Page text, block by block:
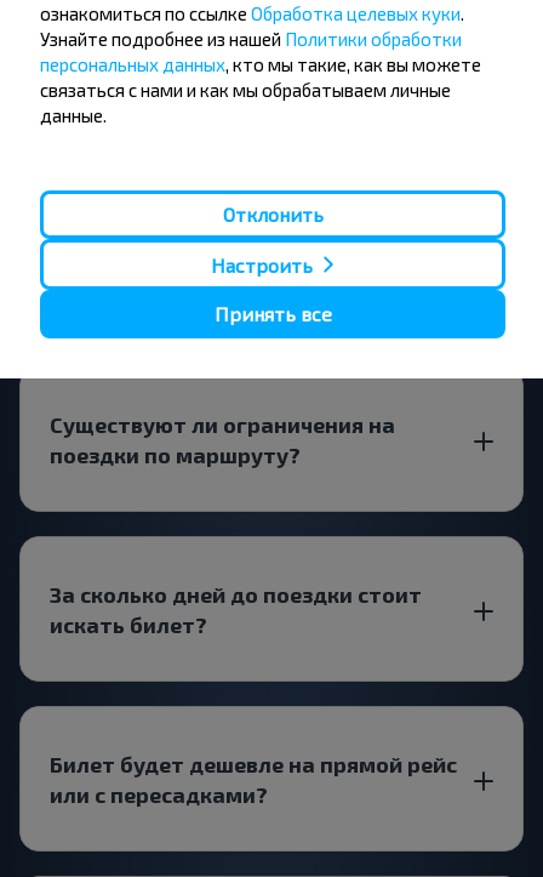
Подписаться
Как забронировать билеты на рейс?
Существуют ли ограничения на
поездки по маршруту?
За сколько дней до поездки стоит
искать билет?
Билет будет дешевле на прямой рейс
или с пересадками?
ознакомиться по ссылке Обработка целевых куки
Узнайте подробнее из нашей Политики обработки
персональных данных , кто мы такие, как вы можете
связаться с нами и как мы обрабатываем личные
данные.
Отклонить
Настроить
Принять все